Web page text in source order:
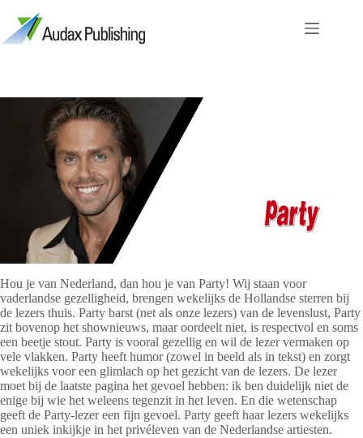
naar
de
Hou je van Nederland, dan hou je van Party! Wij staan voor
vaderlandse gezelligheid, brengen wekelijks de Hollandse sterren bij
de lezers thuis. Party barst (net als onze lezers) van de levenslust, Party
zit bovenop het shownieuws, maar oordeelt niet, is respectvol en soms
een beetje stout. Party is vooral gezellig en wil de lezer vermaken op
vele vlakken. Party heeft humor (zowel in beeld als in tekst) en zorgt
wekelijks voor een glimlach op het gezicht van de lezers. De lezer
moet bij de laatste pagina het gevoel hebben: ik ben duidelijk niet de
enige bij wie het weleens tegenzit in het leven. En die wetenschap
geeft de Party-lezer een fijn gevoel. Party geeft haar lezers wekelijks
een uniek inkijkje in het privéleven van de Nederlandse artiesten.